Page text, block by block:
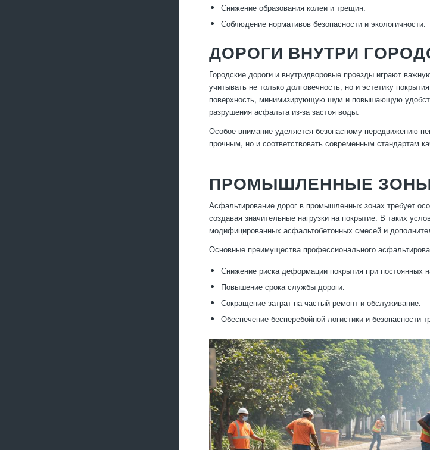
Снижение образования колеи и трещин.
Соблюдение нормативов безопасности и экологичности.
ДОРОГИ ВНУТРИ
Городские дороги и внутридворовые проезды играют
учитывать не только долговечность, но и эстетику
поверхность, минимизирующую шум и повышающую
разрушения асфальта из-за застоя воды.
Особое внимание уделяется безопасному передвижению
прочным, но и соответствовать современным стандартам
ПРОМЫШЛЕННЫЕ
Асфальтирование дорог в промышленных зонах требует
создавая значительные нагрузки на покрытие. В таких
модифицированных асфальтобетонных смесей и
Основные преимущества профессионального
Снижение риска деформации покрытия при постоянных
Повышение срока службы дороги.
Сокращение затрат на частый ремонт и обслуживание.
Обеспечение бесперебойной логистики и безопасности